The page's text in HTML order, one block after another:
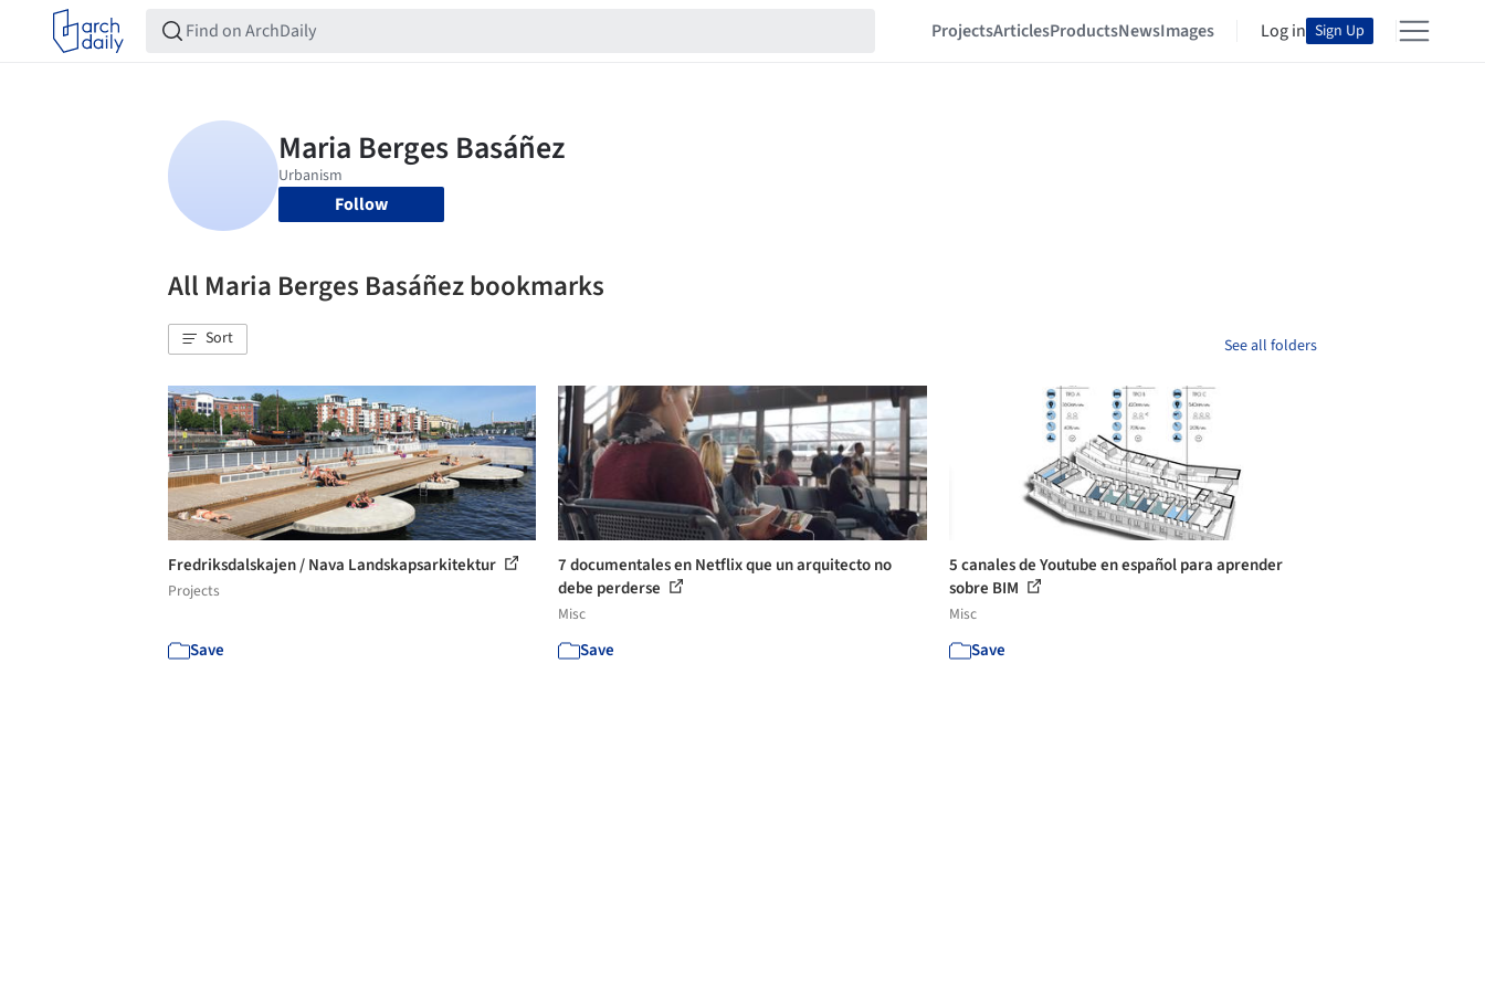
ProjectsArticlesProductsNewsImages Log in Sign Up
Follow
All Maria Berges Basáñez bookmarks
Sort See all folders
Fredriksdalskajen / Nava Landskapsarkitektur
Projects
Save
7 documentales en Netflix que un arquitecto no
debe perderse
Misc
Save
5 canales de Youtube en español para aprender
sobre BIM
Misc
Save